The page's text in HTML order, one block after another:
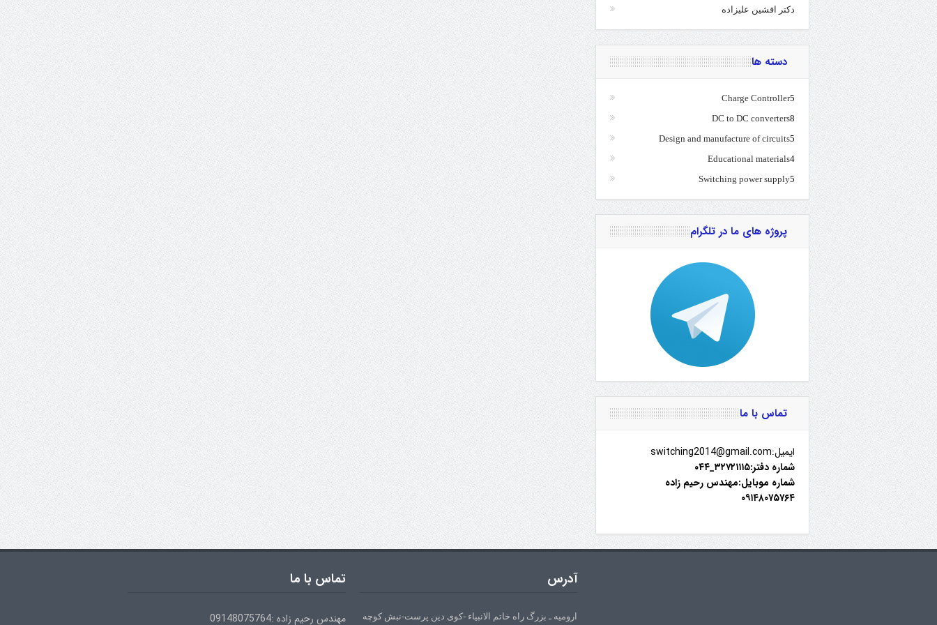
دکتر افشین علیزاده
دسته ها
Charge Controller5
DC to DC converters8
Design and manufacture of circuits5
Educational materials4
Switching power supply5
پروژه های ما در تلگرام
تماس با ما
ایمیل:switching2014@gmail.com
شماره دفتر:۳۲۷۲۱۱۱۵_۰۴۴
شماره موبایل:مهندس رحیم زاده
۰۹۱۴۸۰۷۵۷۶۴
تماس با ما
مهندس رحیم زاده :09148075764
آدرس
ارومیه ـ بزرگ راه خاتم الانبیاء -کوی دین پرست-نبش کوچه